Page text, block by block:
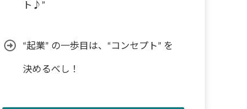
ト♪”
“起業” の一歩目は、“コンセプト” を
決めるべし！